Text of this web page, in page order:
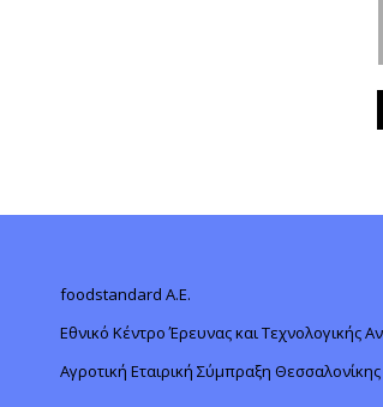
foodstandard A.E.
Εθνικό Κέντρο Έρευνας και Τεχνολογικής
Αγροτική Εταιρική Σύμπραξη Θεσσαλονίκης